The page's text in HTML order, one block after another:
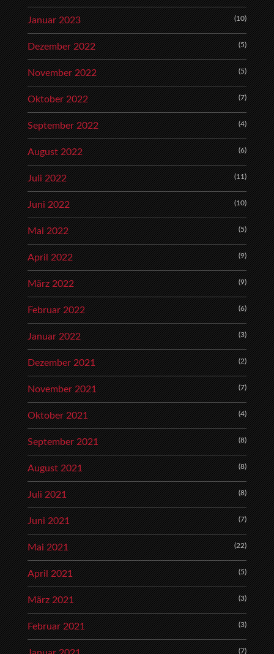
Januar 2023 (10)
Dezember 2022 (5)
November 2022 (5)
Oktober 2022 (7)
September 2022 (4)
August 2022 (6)
Juli 2022 (11)
Juni 2022 (10)
Mai 2022 (5)
April 2022 (9)
März 2022 (9)
Februar 2022 (6)
Januar 2022 (3)
Dezember 2021 (2)
November 2021 (7)
Oktober 2021 (4)
September 2021 (8)
August 2021 (8)
Juli 2021 (8)
Juni 2021 (7)
Mai 2021 (22)
April 2021 (5)
März 2021 (3)
Februar 2021 (3)
(7)